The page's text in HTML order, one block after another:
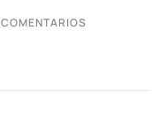
COMENTARIOS